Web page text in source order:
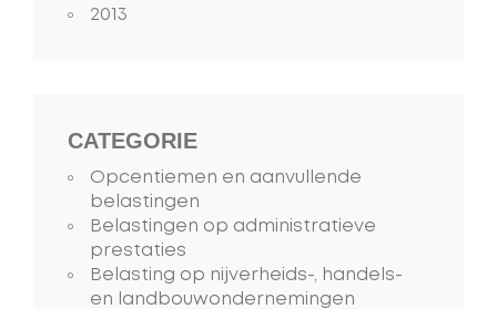
2013
CATEGORIE
Opcentiemen en aanvullende
belastingen
Belastingen op administratieve
prestaties
Belasting op nijverheids-, handels-
en landbouwondernemingen